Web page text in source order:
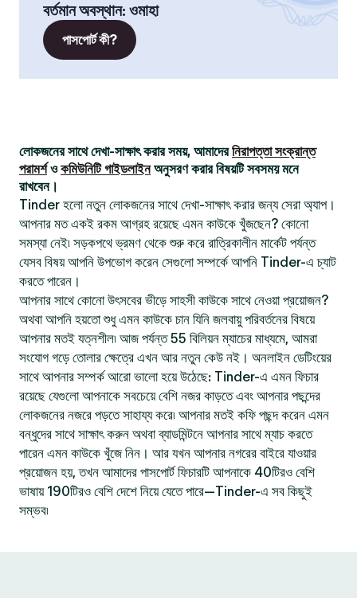
বর্তমান অবস্থান: ওমাহা
পাসপোর্ট কী?
লোকজনের সাথে দেখা-সাক্ষাৎ করার সময়, আমাদেরনিরাপত্তা সংক্রান্ত
পরামর্শওকমিউনিটি গাইডলাইনঅনুসরণ করার বিষয়টি সবসময় মনে
রাখবেন।
Tinder হলো নতুন লোকজনের সাথে দেখা-সাক্ষাৎ করার জন্য সেরা অ্যাপ।
আপনার মত একই রকম আগ্রহ রয়েছে এমন কাউকে খুঁজছেন? কোনো
সমস্যা নেই৷ সড়কপথে ভ্রমণ থেকে শুরু করে রাত্রিকালীন মার্কেট পর্যন্ত
যেসব বিষয় আপনি উপভোগ করেন সেগুলো সম্পর্কে আপনি Tinder-এ চ্যাট
করতে পারেন।
আপনার সাথে কোনো উৎসবের ভীড়ে সাহসী কাউকে সাথে নেওয়া প্রয়োজন?
অথবা আপনি হয়তো শুধু এমন কাউকে চান যিনি জলবায়ু পরিবর্তনের বিষয়ে
আপনার মতই যত্নশীল৷ আজ পর্যন্ত 55 বিলিয়ন ম্যাচের মাধ্যমে, আমরা
সংযোগ গড়ে তোলার ক্ষেত্রে এখন আর নতুন কেউ নই। অনলাইন ডেটিংয়ের
সাথে আপনার সম্পর্ক আরো ভালো হয়ে উঠেছে: Tinder-এ এমন ফিচার
রয়েছে যেগুলো আপনাকে সবচেয়ে বেশি নজর কাড়তে এবং আপনার পছন্দের
লোকজনের নজরে পড়তে সাহায্য করে৷ আপনার মতই কফি পছন্দ করেন এমন
বন্ধুদের সাথে সাক্ষাৎ করুন অথবা ব্যাডমিন্টনে আপনার সাথে ম্যাচ করতে
পারেন এমন কাউকে খুঁজে নিন। আর যখন আপনার নগরের বাইরে যাওয়ার
প্রয়োজন হয়, তখন আমাদের পাসপোর্ট ফিচারটি আপনাকে 40টিরও বেশি
ভাষায় 190টিরও বেশি দেশে নিয়ে যেতে পারে—Tinder-এ সব কিছুই
সম্ভব৷